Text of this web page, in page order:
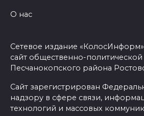
донских строителей с
профессиональным
праздником и
06 августа 2026 18:35
О нас
Сетевое издание
сайт общественно-политической
Песчанокопского района
Сайт зарегистрирован
надзору в сфере связи,
технологий и массовых